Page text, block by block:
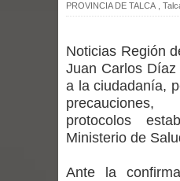
Alerta por
Matrimonios
Bodas de Oro
Curicó
PROVINCIA DE TALCA
Noticias Región
Juan Carlos
a la ciudadanía,
protocolos
Ministerio de
Ante la